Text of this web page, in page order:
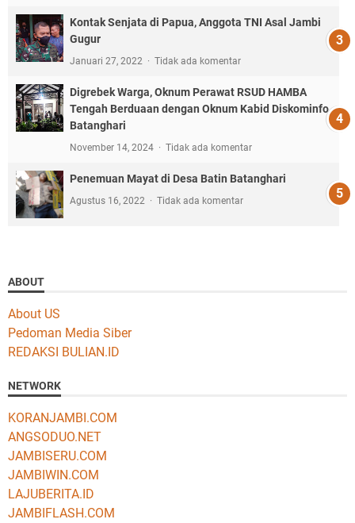
Kontak Senjata di Papua, Anggota TNI Asal Jambi
Gugur
Januari 27, 2022 Tidak ada komentar
Digrebek Warga, Oknum Perawat RSUD HAMBA
Tengah Berduaan dengan Oknum Kabid Diskominfo
Batanghari
November 14, 2024 Tidak ada komentar
Penemuan Mayat di Desa Batin Batanghari
Agustus 16, 2022 Tidak ada komentar
ABOUT
About US
Pedoman Media Siber
REDAKSI BULIAN.ID
NETWORK
KORANJAMBI.COM
ANGSODUO.NET
JAMBISERU.COM
JAMBIWIN.COM
LAJUBERITA.ID
JAMBIFLASH.COM